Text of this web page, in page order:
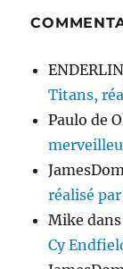
Titans,
Paulo de
réalisé
Mike
Cy